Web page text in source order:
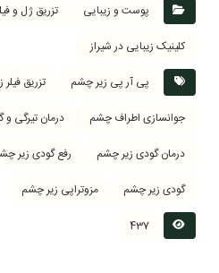
پوست و زیبایی
تزریق ژل و
کلینیک زیبایی در شیراز
پی آر پی زیر چشم
تزریق
جوانسازی اطراف چشم
درمان تیرگی
درمان گودی زیر چشم
رفع گودی زیر
گودی زیر چشم
مزوتراپی زیر چشم
437